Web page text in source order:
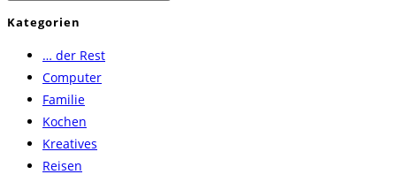
Kategorien
… der Rest
Computer
Familie
Kochen
Kreatives
Reisen